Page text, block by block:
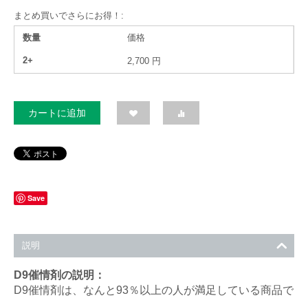
まとめ買いでさらにお得！:
数量 価格
2+ 2,700 円
カートに追加
Save
説明
D9催情剤の説明：
D9催情剤は、なんと93％以上の人が満足している商品で